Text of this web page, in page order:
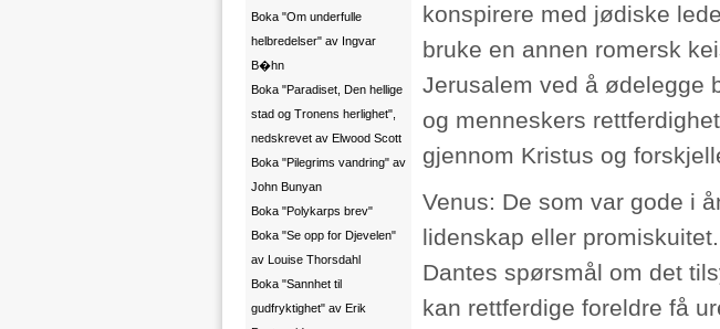
Boka "Om underfulle
helbredelser" av Ingvar
B�hn
Boka "Paradiset, Den hellige
stad og Tronens herlighet",
nedskrevet av Elwood Scott
Boka "Pilegrims vandring" av
John Bunyan
Boka "Polykarps brev"
Boka "Se opp for Djevelen"
av Louise Thorsdahl
Boka "Sannhet til
gudfryktighet" av Erik
konspirere med jødiske
bruke en annen romersk
Jerusalem ved å ødelegge
og menneskers
gjennom Kristus og
Venus: De som var gode i
lidenskap eller
Dantes spørsmål om det
kan rettferdige foreldre få